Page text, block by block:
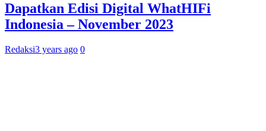
Dapatkan Edisi Digital WhatHIFi
Indonesia – November 2023
Redaksi3 years ago 0